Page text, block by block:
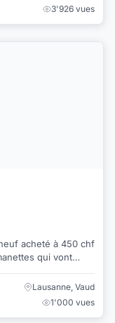
3'926 vues
acheté à 450 chf
qui vont
Lausanne, Vaud
1'000 vues